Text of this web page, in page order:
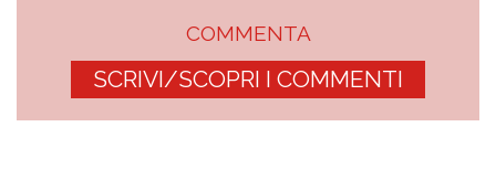
COMMENTA
SCRIVI/SCOPRI I COMMENTI